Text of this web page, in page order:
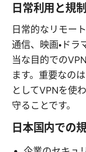
日常利用と規
日常的なリモー
通信、映画・ド
当な目的での
ます。重要なの
としてVPNを使
守ることです。
日本国内での